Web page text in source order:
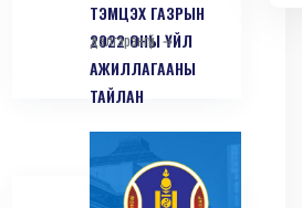
ТЭМЦЭХ ГАЗРЫН
2022 ОНЫ ҮЙЛ
АЖИЛЛАГААНЫ
ТАЙЛАН
дэлгэрэнгүй